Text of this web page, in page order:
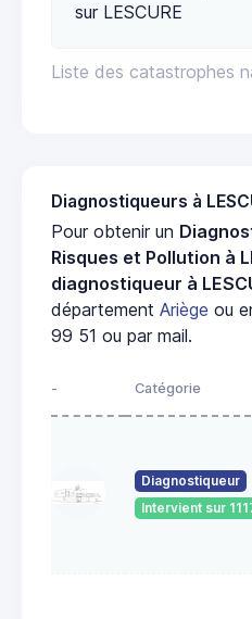
Liste des catastrophes
sur LESCURE
Diagnostiqueurs à
Pour obtenir un
Risques et Pollution à
diagnostiqueur à
département Ariège ou
99 51 ou par mail.
- Catégorie
Diagnostiqueur
Intervient sur